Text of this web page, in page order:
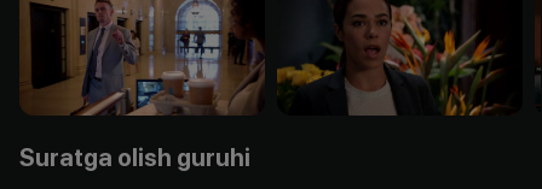
Suratga olish guruhi